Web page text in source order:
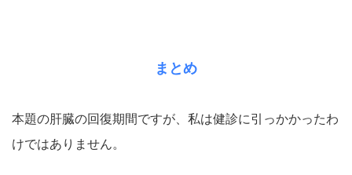
まとめ
本題の肝臓の回復期間ですが、私は健診に引っかかったわ
けではありません。